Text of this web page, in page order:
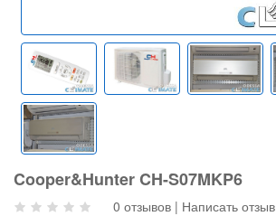
Cooper&Hunter CH-S07MKP6
0 отзывов | Написать отзыв